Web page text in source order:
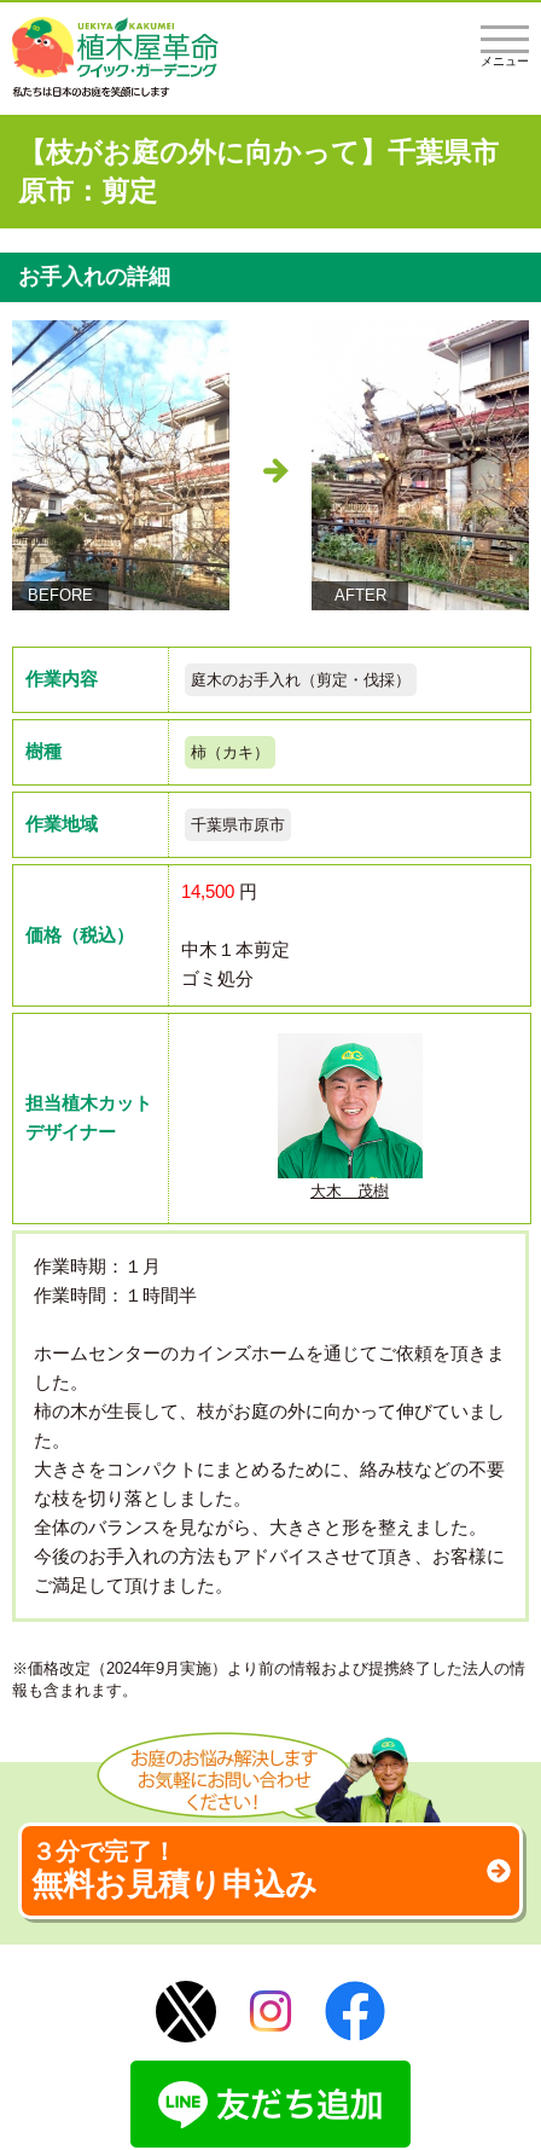
メニュー
【枝がお庭の外に向かって】千葉県市
原市：剪定
お手入れの詳細
BEFORE AFTER
作業内容 庭木のお手入れ（剪定・伐採）
樹種 柿（カキ）
作業地域 千葉県市原市
価格（税込）
14,500 円
中木１本剪定
ゴミ処分
担当植木カット
デザイナー
大木 茂樹
作業時期：１月
作業時間：１時間半
ホームセンターのカインズホームを通じてご依頼を頂きま
した。
柿の木が生長して、枝がお庭の外に向かって伸びていまし
た。
大きさをコンパクトにまとめるために、絡み枝などの不要
な枝を切り落としました。
全体のバランスを見ながら、大きさと形を整えました。
今後のお手入れの方法もアドバイスさせて頂き、お客様に
ご満足して頂けました。
※価格改定（2024年9月実施）より前の情報および提携終了した法人の情
報も含まれます。
３分で完了！
無料お見積り申込み